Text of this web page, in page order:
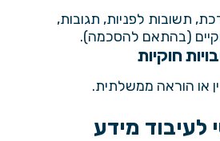
תשובות לפניות, תגובות,
(בהתאם להסכמה).
או הוראה ממשלתית.